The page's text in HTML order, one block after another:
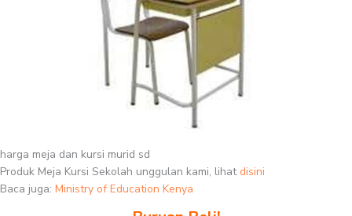
harga meja dan kursi murid sd
Produk Meja Kursi Sekolah unggulan kami, lihatdisini
Baca juga: Ministry of Education Kenya